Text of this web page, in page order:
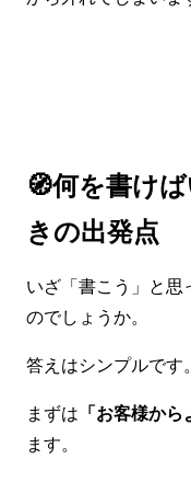
🧭何を書け
きの出発点
いざ「書こう」と
のでしょうか。
答えはシンプルです。
まずは 「お客様か
ます。